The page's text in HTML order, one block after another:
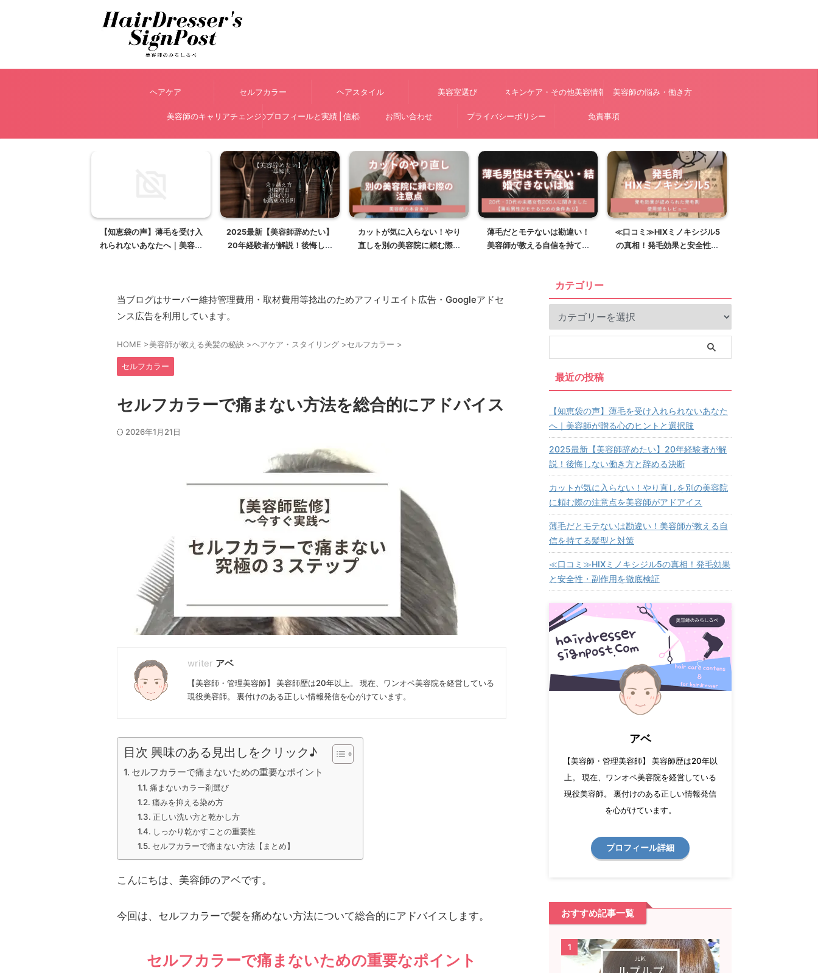
ヘアケア セルフカラー ヘアスタイル 美容室選び スキンケア・その他美容情報 美容師の悩み・働き方
美容師のキャリアチェンジ美容師 アベのプロフィールと実績 | 信頼のプロが解説お問い合わせ プライバシーポリシー 免責事項
【知恵袋の声】薄毛を受け入
れられないあなたへ｜美容師
2025最新【美容師辞めたい】
20年経験者が解説！後悔しな
カットが気に入らない！やり
直しを別の美容院に頼む際の
薄毛だとモテないは勘違い！
美容師が教える自信を持てる
≪口コミ≫HIXミノキシジル5
の真相！発毛効果と安全性・
当ブログはサーバー維持管理費用・取材費用等捻出のためアフィリエイト広告・Googleアドセ
ンス広告を利用しています。
HOME >美容師が教える美髪の秘訣 >ヘアケア・スタイリング >セルフカラー >
セルフカラー
セルフカラーで痛まない方法を総合的にアドバイス
2026年1月21日
アベ
【美容師・管理美容師】 美容師歴は20年以上。 現在、ワンオペ美容院を経営している
現役美容師。 裏付けのある正しい情報発信を心がけています。
目次 興味のある見出しをクリック♪
セルフカラーで痛まないための重要なポイント
痛まないカラー剤選び
痛みを抑える染め方
正しい洗い方と乾かし方
しっかり乾かすことの重要性
セルフカラーで痛まない方法【まとめ】
こんにちは、美容師のアベです。
今回は、セルフカラーで髪を痛めない方法について総合的にアドバイスします。
セルフカラーで痛まないための重要なポイント
カテゴリー
最近の投稿
【知恵袋の声】薄毛を受け入れられないあなた
へ｜美容師が贈る心のヒントと選択肢
2025最新【美容師辞めたい】20年経験者が解
説！後悔しない働き方と辞める決断
カットが気に入らない！やり直しを別の美容院
に頼む際の注意点を美容師がアドアイス
薄毛だとモテないは勘違い！美容師が教える自
信を持てる髪型と対策
≪口コミ≫HIXミノキシジル5の真相！発毛効果
と安全性・副作用を徹底検証
アベ
【美容師・管理美容師】 美容師歴は20年以
上。 現在、ワンオペ美容院を経営している
現役美容師。 裏付けのある正しい情報発信
を心がけています。
プロフィール詳細
おすすめ記事一覧
1